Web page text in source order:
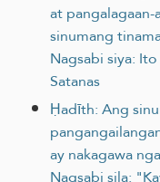
at
sinumang
Nagsabi siya:
Satanas
Ḥadīth: Ang
ay nakagawa
Nagsabi sila: